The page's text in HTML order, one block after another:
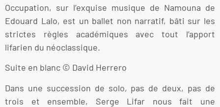
Occupation, sur l’exquise musique de Namouna de
Edouard Lalo, est un ballet non narratif, bâti sur les
strictes règles académiques avec tout l’apport
lifarien du néoclassique.
Suite en blanc © David Herrero
Dans une succession de solo, pas de deux, pas de
trois et ensemble, Serge Lifar nous fait une